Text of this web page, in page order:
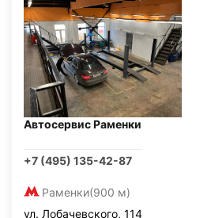
Автосервис Раменки
+7 (495) 135-42-87
Раменки(900 м)
ул. Лобачевского, 114